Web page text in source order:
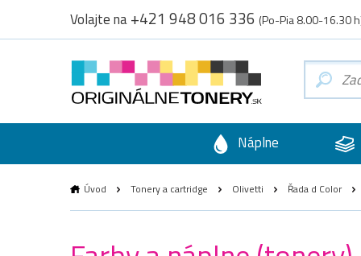
Volajte na+421 948 016 336 (Po-Pia 8.00-16.30
Náplne
Úvod Tonery a cartridge Olivetti Řada d Color